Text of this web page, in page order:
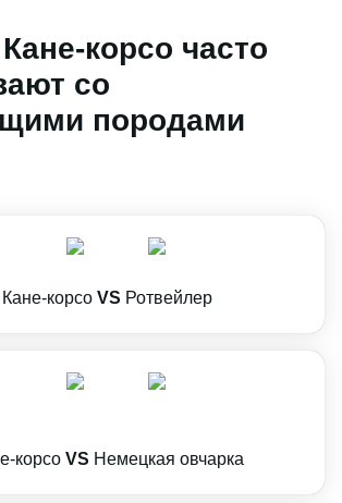
корсо часто
со
породами
Кане-корсо VS Ротвейлер
корсо VS Немецкая овчарка